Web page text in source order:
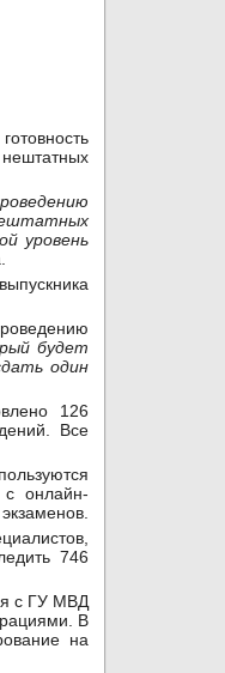
уровень
будет
один
126
Все
с онлайн-
746
с ГУ МВД
В
на